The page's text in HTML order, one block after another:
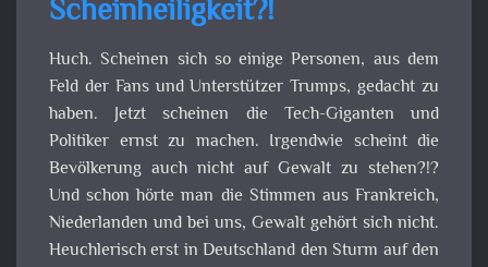
Scheinheiligkeit?!
Huch. Scheinen sich so einige Personen, aus dem
Feld der Fans und Unterstützer Trumps, gedacht zu
haben. Jetzt scheinen die Tech-Giganten und
Politiker ernst zu machen. Irgendwie scheint die
Bevölkerung auch nicht auf Gewalt zu stehen?!?
Und schon hörte man die Stimmen aus Frankreich,
Niederlanden und bei uns, Gewalt gehört sich nicht.
Heuchlerisch erst in Deutschland den Sturm auf den